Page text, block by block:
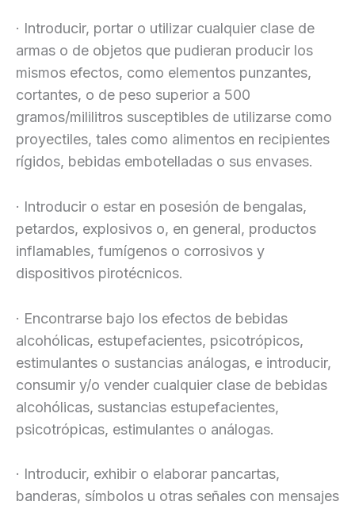
· Introducir, portar o utilizar cualquier clase de
armas o de objetos que pudieran producir los
mismos efectos, como elementos punzantes,
cortantes, o de peso superior a 500
gramos/mililitros susceptibles de utilizarse como
proyectiles, tales como alimentos en recipientes
rígidos, bebidas embotelladas o sus envases.
· Introducir o estar en posesión de bengalas,
petardos, explosivos o, en general, productos
inflamables, fumígenos o corrosivos y
dispositivos pirotécnicos.
· Encontrarse bajo los efectos de bebidas
alcohólicas, estupefacientes, psicotrópicos,
estimulantes o sustancias análogas, e introducir,
consumir y/o vender cualquier clase de bebidas
alcohólicas, sustancias estupefacientes,
psicotrópicas, estimulantes o análogas.
· Introducir, exhibir o elaborar pancartas,
banderas, símbolos u otras señales con mensajes